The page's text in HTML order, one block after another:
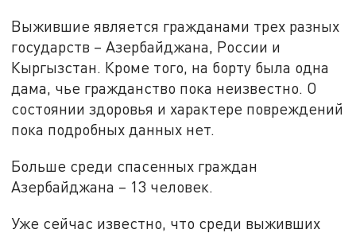
Выжившие является гражданами трех разных
государств – Азербайджана, России и
Кыргызстан. Кроме того, на борту была одна
дама, чье гражданство пока неизвестно. О
состоянии здоровья и характере повреждений
пока подробных данных нет.
Больше среди спасенных граждан
Азербайджана – 13 человек.
Уже сейчас известно, что среди выживших